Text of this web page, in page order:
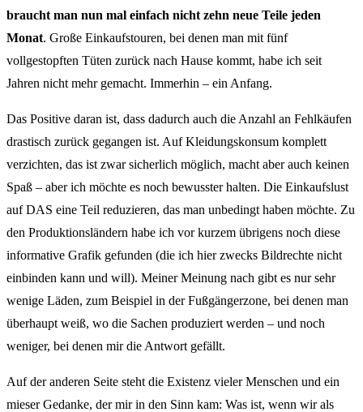
braucht man nun mal einfach nicht zehn neue Teile jeden
Monat. Große Einkaufstouren, bei denen man mit fünf
vollgestopften Tüten zurück nach Hause kommt, habe ich seit
Jahren nicht mehr gemacht. Immerhin – ein Anfang.
Das Positive daran ist, dass dadurch auch die Anzahl an Fehlkäufen
drastisch zurück gegangen ist. Auf Kleidungskonsum komplett
verzichten, das ist zwar sicherlich möglich, macht aber auch keinen
Spaß – aber ich möchte es noch bewusster halten. Die Einkaufslust
auf DAS eine Teil reduzieren, das man unbedingt haben möchte. Zu
den Produktionsländern habe ich vor kurzem übrigens noch diese
informative Grafik gefunden (die ich hier zwecks Bildrechte nicht
einbinden kann und will). Meiner Meinung nach gibt es nur sehr
wenige Läden, zum Beispiel in der Fußgängerzone, bei denen man
überhaupt weiß, wo die Sachen produziert werden – und noch
weniger, bei denen mir die Antwort gefällt.
Auf der anderen Seite steht die Existenz vieler Menschen und ein
mieser Gedanke, der mir in den Sinn kam: Was ist, wenn wir als